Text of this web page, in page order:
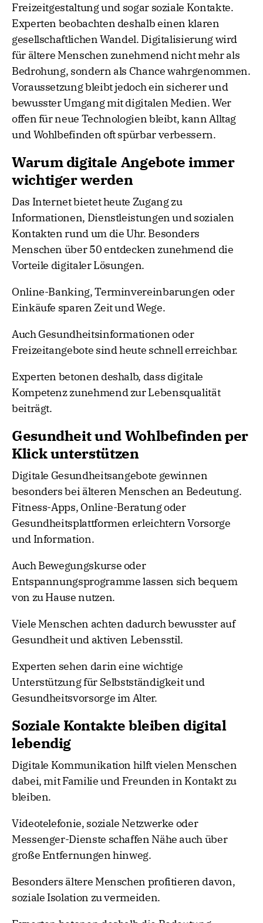
Freizeitgestaltung und sogar soziale Kontakte.
Experten beobachten deshalb einen klaren
gesellschaftlichen Wandel. Digitalisierung wird
für ältere Menschen zunehmend nicht mehr als
Bedrohung, sondern als Chance wahrgenommen.
Voraussetzung bleibt jedoch ein sicherer und
bewusster Umgang mit digitalen Medien. Wer
offen für neue Technologien bleibt, kann Alltag
und Wohlbefinden oft spürbar verbessern.
Warum digitale Angebote immer
wichtiger werden
Das Internet bietet heute Zugang zu
Informationen, Dienstleistungen und sozialen
Kontakten rund um die Uhr. Besonders
Menschen über 50 entdecken zunehmend die
Vorteile digitaler Lösungen.
Online-Banking, Terminvereinbarungen oder
Einkäufe sparen Zeit und Wege.
Auch Gesundheitsinformationen oder
Freizeitangebote sind heute schnell erreichbar.
Experten betonen deshalb, dass digitale
Kompetenz zunehmend zur Lebensqualität
beiträgt.
Gesundheit und Wohlbefinden per
Klick unterstützen
Digitale Gesundheitsangebote gewinnen
besonders bei älteren Menschen an Bedeutung.
Fitness-Apps, Online-Beratung oder
Gesundheitsplattformen erleichtern Vorsorge
und Information.
Auch Bewegungskurse oder
Entspannungsprogramme lassen sich bequem
von zu Hause nutzen.
Viele Menschen achten dadurch bewusster auf
Gesundheit und aktiven Lebensstil.
Experten sehen darin eine wichtige
Unterstützung für Selbstständigkeit und
Gesundheitsvorsorge im Alter.
Soziale Kontakte bleiben digital
lebendig
Digitale Kommunikation hilft vielen Menschen
dabei, mit Familie und Freunden in Kontakt zu
bleiben.
Videotelefonie, soziale Netzwerke oder
Messenger-Dienste schaffen Nähe auch über
große Entfernungen hinweg.
Besonders ältere Menschen profitieren davon,
soziale Isolation zu vermeiden.